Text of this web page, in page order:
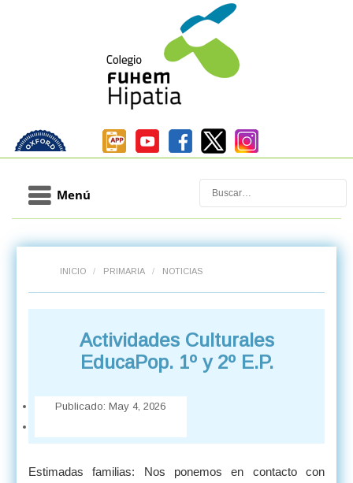
Menú
Buscar
INICIO / PRIMARIA / NOTICIAS
Actividades Culturales
EducaPop. 1º y 2º E.P.
Publicado:May 4, 2026
Estimadas familias: Nos ponemos en contacto con